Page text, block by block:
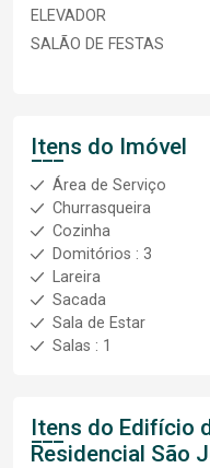
ELEVADOR
SALÃO DE FESTAS
Itens do Imóvel
Área de Serviço
Churrasqueira
Cozinha
Domitórios : 3
Lareira
Sacada
Sala de Estar
Salas : 1
Itens do Edifício
Residencial São